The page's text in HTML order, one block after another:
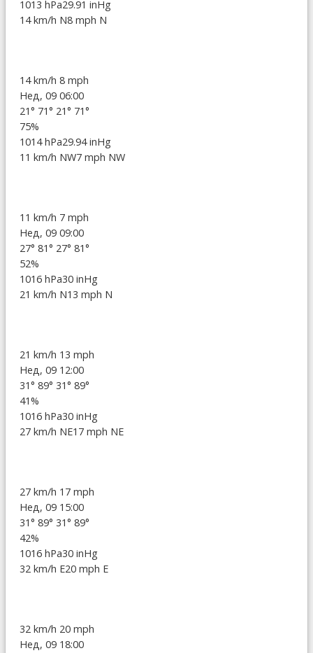
1013 hPa29.91 inHg
14 km/h N8 mph N
14 km/h 8 mph
Нед, 09 06:00
21° 71° 21° 71°
75%
1014 hPa29.94 inHg
11 km/h NW7 mph NW
11 km/h 7 mph
Нед, 09 09:00
27° 81° 27° 81°
52%
1016 hPa30 inHg
21 km/h N13 mph N
21 km/h 13 mph
Нед, 09 12:00
31° 89° 31° 89°
41%
1016 hPa30 inHg
27 km/h NE17 mph NE
27 km/h 17 mph
Нед, 09 15:00
31° 89° 31° 89°
42%
1016 hPa30 inHg
32 km/h E20 mph E
32 km/h 20 mph
Нед, 09 18:00